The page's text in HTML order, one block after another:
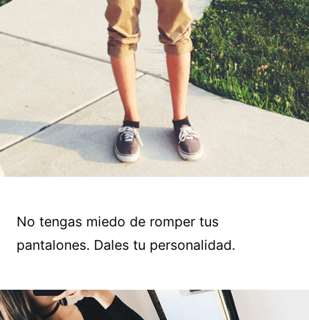
No tengas miedo de romper tus
pantalones. Dales tu personalidad.